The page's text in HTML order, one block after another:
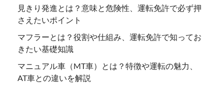
見きり発進とは？意味と危険性、運転免許で必ず押
さえたいポイント
マフラーとは？役割や仕組み、運転免許で知ってお
きたい基礎知識
マニュアル車（MT車）とは？特徴や運転の魅力、
AT車との違いを解説